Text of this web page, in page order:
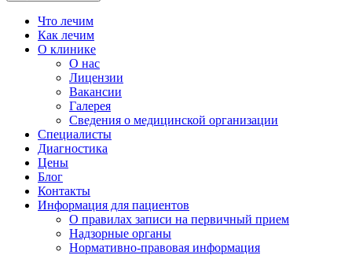
Что лечим
Как лечим
О клинике
О нас
Лицензии
Вакансии
Галерея
Сведения о медицинской организации
Специалисты
Диагностика
Цены
Блог
Контакты
Информация для пациентов
О правилах записи на первичный прием
Надзорные органы
Нормативно-правовая информация